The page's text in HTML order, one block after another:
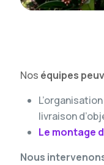
Nos équipes
livraison
Le montage
Nous